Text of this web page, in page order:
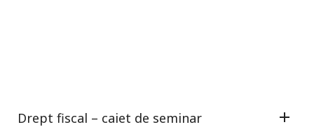
Drept fiscal – caiet de seminar